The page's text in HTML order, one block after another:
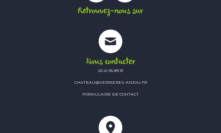
Retrouvez-nous sur
Nous contacter
02 41 05 89 31
CHATEAU@VERRIERES-ANJOU.FR
FORMULAIRE DE CONTACT